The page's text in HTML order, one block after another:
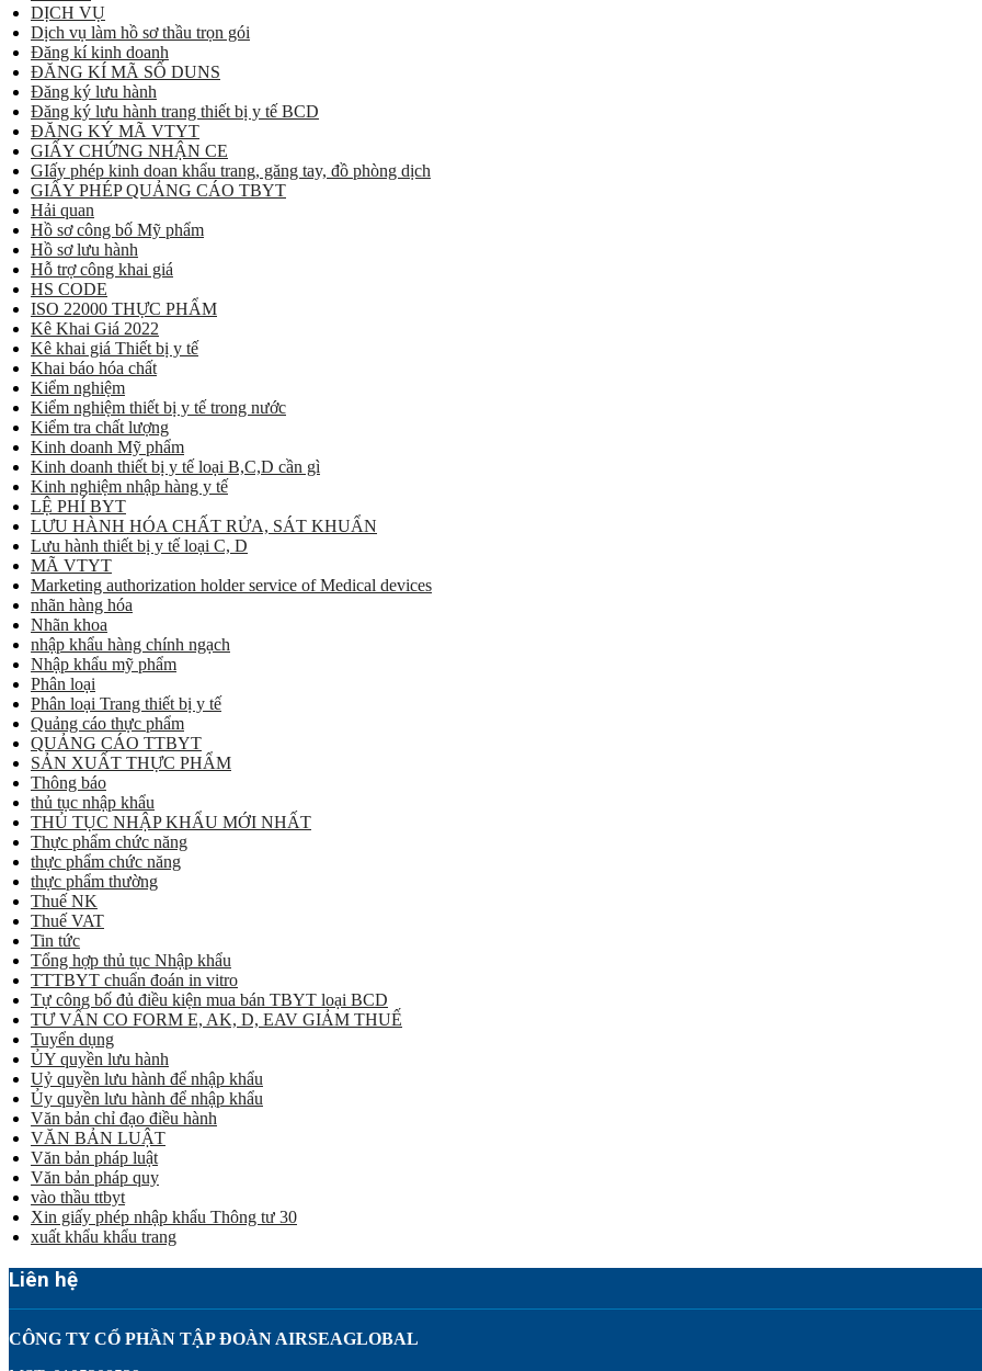
DỊCH VỤ
Dịch vụ làm hồ sơ thầu trọn gói
Đăng kí kinh doanh
ĐĂNG KÍ MÃ SỐ DUNS
Đăng ký lưu hành
Đăng ký lưu hành trang thiết bị y tế BCD
ĐĂNG KÝ MÃ VTYT
GIẤY CHỨNG NHẬN CE
GIấy phép kinh doan khẩu trang, găng tay, đồ phòng dịch
GIẤY PHÉP QUẢNG CÁO TBYT
Hải quan
Hồ sơ công bố Mỹ phẩm
Hồ sơ lưu hành
Hỗ trợ công khai giá
HS CODE
ISO 22000 THỰC PHẨM
Kê Khai Giá 2022
Kê khai giá Thiết bị y tế
Khai báo hóa chất
Kiểm nghiệm
Kiểm nghiệm thiết bị y tế trong nước
Kiểm tra chất lượng
Kinh doanh Mỹ phẩm
Kinh doanh thiết bị y tế loại B,C,D cần gì
Kinh nghiệm nhập hàng y tế
LỆ PHÍ BYT
LƯU HÀNH HÓA CHẤT RỬA, SÁT KHUẨN
Lưu hành thiết bị y tế loại C, D
MÃ VTYT
Marketing authorization holder service of Medical devices
nhãn hàng hóa
Nhãn khoa
nhập khẩu hàng chính ngạch
Nhập khẩu mỹ phẩm
Phân loại
Phân loại Trang thiết bị y tế
Quảng cáo thực phẩm
QUẢNG CÁO TTBYT
SẢN XUẤT THỰC PHẨM
Thông báo
thủ tục nhập khẩu
THỦ TỤC NHẬP KHẨU MỚI NHẤT
Thực phẩm chức năng
thực phẩm chức năng
thực phẩm thường
Thuế NK
Thuế VAT
Tin tức
Tổng hợp thủ tục Nhập khẩu
TTTBYT chuẩn đoán in vitro
Tự công bố đủ điều kiện mua bán TBYT loại BCD
TƯ VẤN CO FORM E, AK, D, EAV GIẢM THUẾ
Tuyển dụng
ỦY quyền lưu hành
Uỷ quyền lưu hành để nhập khẩu
Ủy quyền lưu hành để nhập khẩu
Văn bản chỉ đạo điều hành
VĂN BẢN LUẬT
Văn bản pháp luật
Văn bản pháp quy
vào thầu ttbyt
Xin giấy phép nhập khẩu Thông tư 30
xuất khẩu khẩu trang
Liên hệ
CÔNG TY CỔ PHẦN TẬP ĐOÀN AIRSEAGLOBAL